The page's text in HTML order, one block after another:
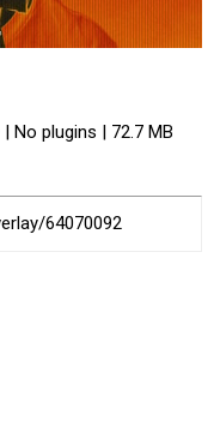
No plugins | 72.7 MB
64070092